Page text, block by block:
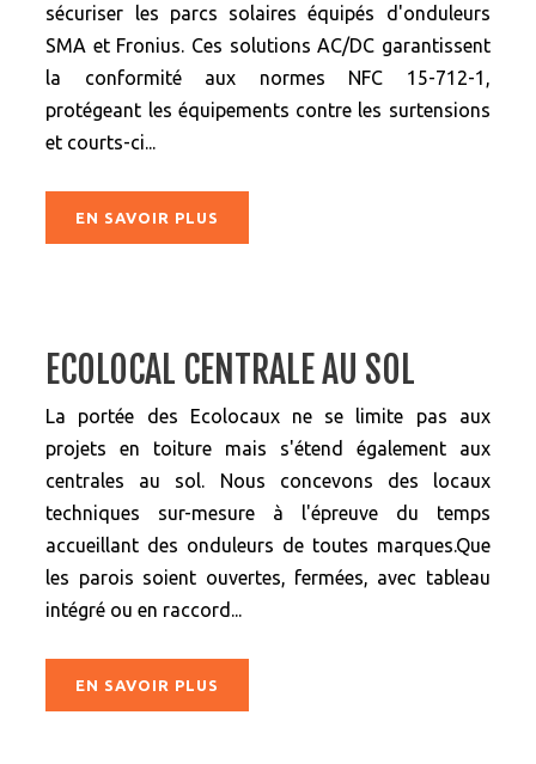
sécuriser les parcs solaires équipés d'onduleurs
SMA et Fronius. Ces solutions AC/DC garantissent
la conformité aux normes NFC 15-712-1,
protégeant les équipements contre les surtensions
et courts-ci...
EN SAVOIR PLUS
ECOLOCAL CENTRALE AU SOL
La portée des Ecolocaux ne se limite pas aux
projets en toiture mais s'étend également aux
centrales au sol. Nous concevons des locaux
techniques sur-mesure à l'épreuve du temps
accueillant des onduleurs de toutes marques.Que
les parois soient ouvertes, fermées, avec tableau
intégré ou en raccord...
EN SAVOIR PLUS